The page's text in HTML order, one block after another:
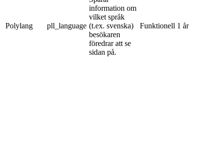
Polylang pll_language
information om
vilket språk
(t.ex. svenska)
besökaren
föredrar att se
sidan på.
Funktionell 1 år